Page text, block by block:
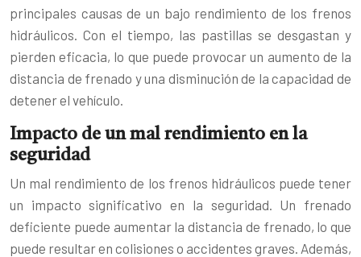
principales causas de un bajo rendimiento de los frenos
hidráulicos. Con el tiempo, las pastillas se desgastan y
pierden eficacia, lo que puede provocar un aumento de la
distancia de frenado y una disminución de la capacidad de
detener el vehículo.
Impacto de un mal rendimiento en la
seguridad
Un mal rendimiento de los frenos hidráulicos puede tener
un impacto significativo en la seguridad. Un frenado
deficiente puede aumentar la distancia de frenado, lo que
puede resultar en colisiones o accidentes graves. Además,